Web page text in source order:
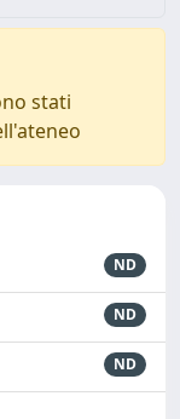
stati
ND
ND
ND